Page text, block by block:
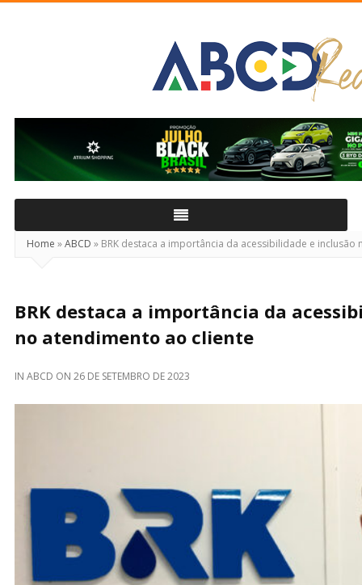
Real
Home »ABCD » BRK destaca a importância da acessibilidade e
BRK destaca a importância da
no atendimento ao cliente
IN ABCD ON 26 DE SETEMBRO DE 2023